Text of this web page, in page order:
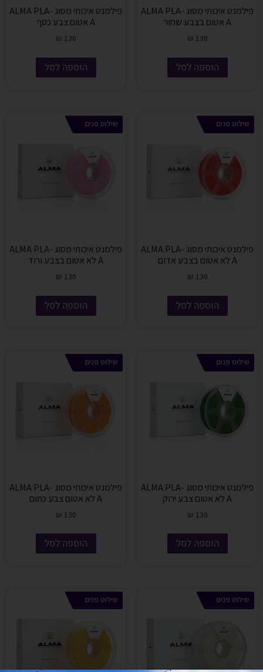
פילמנט איכותי מסוג ALMA PLA-
A אטום בצבע שחור
₪ 130
הוספה לסל
פילמנט איכותי מסוג ALMA PLA-
A אטום צבע כסף
₪ 130
הוספה לסל
שילוט פנים
פילמנט איכותי מסוג ALMA PLA-
A לא אטום בצבע אדום
₪ 130
הוספה לסל
שילוט פנים
פילמנט איכותי מסוג ALMA PLA-
A לא אטום בצבע ורוד
₪ 130
הוספה לסל
שילוט פנים
פילמנט איכותי מסוג ALMA PLA-
A לא אטום צבע ירוק
₪ 130
הוספה לסל
שילוט פנים
פילמנט איכותי מסוג ALMA PLA-
A לא אטום צבע כתום
₪ 130
הוספה לסל
שילוט פנים שילוט פנים